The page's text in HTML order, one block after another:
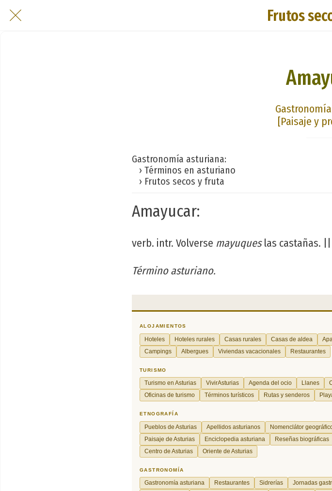
Frutos
[Paisaje y
Gastronomía asturiana:
› Términos en asturiano
› Frutos secos y fruta
Amayucar:
verb. intr. Volverse mayuqueslas castañas. ||
Término asturiano.